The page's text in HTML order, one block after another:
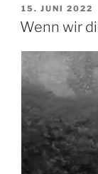
AM
15. JUNI 2022
Wenn wir